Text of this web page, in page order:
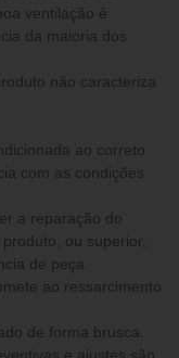
ventilação é
da maioria dos
não caracteriza
ao correto
com as condições
ou superior,
de peça
de forma brusca.
e ajustes são